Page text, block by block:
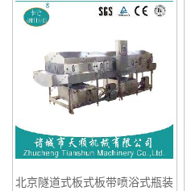
却流水线制造商
北京隧道式板式板带喷浴式瓶装